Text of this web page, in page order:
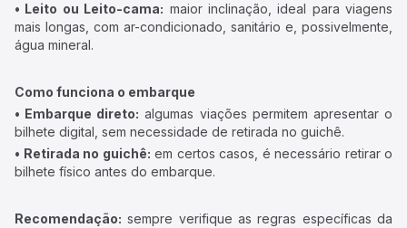
• Leito ou Leito-cama: maior inclinação, ideal para viagens
mais longas, com ar-condicionado, sanitário e, possivelmente,
água mineral.
Como funciona o embarque
• Embarque direto: algumas viações permitem apresentar o
bilhete digital, sem necessidade de retirada no guichê.
• Retirada no guichê: em certos casos, é necessário retirar o
bilhete físico antes do embarque.
Recomendação: sempre verifique as regras específicas da